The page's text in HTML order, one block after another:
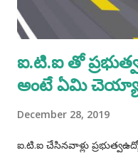
ఐ.టి.ఐ తో
అంటే ఏమి
December 28, 2019
ఐ.టి.ఐ చేసినవాళ్లు